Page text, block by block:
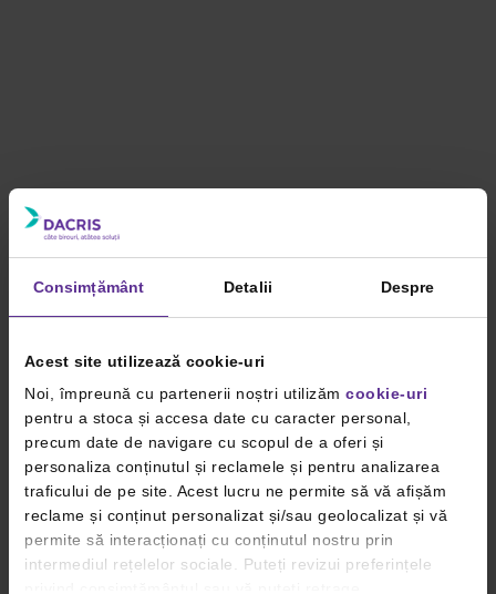
Consimțământ Detalii Despre
Acest site utilizează cookie-uri
Noi, împreună cu partenerii noștri utilizăm cookie-uri
pentru a stoca și accesa date cu caracter personal,
precum date de navigare cu scopul de a oferi și
personaliza conținutul și reclamele și pentru analizarea
traficului de pe site. Acest lucru ne permite să vă afișăm
reclame și conținut personalizat și/sau geolocalizat și vă
permite să interacționați cu conținutul nostru prin
intermediul rețelelor sociale. Puteți revizui preferințele